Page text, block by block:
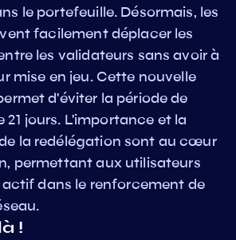
le portefeuille. Désormais, les
facilement déplacer les
les validateurs sans avoir à
mise en jeu. Cette nouvelle
d'éviter la période de
jours. L'importance et la
la redélégation sont au cœur
permettant aux utilisateurs
actif dans le renforcement de
!